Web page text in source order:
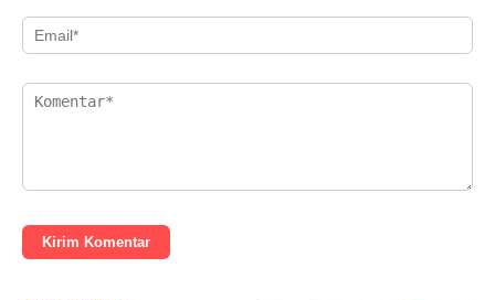
Kirim Komentar